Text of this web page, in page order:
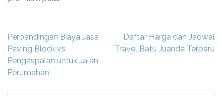
Navigasi
pos
Perbandingan Biaya Jasa
Paving Block vs
Pengaspalan untuk Jalan
Perumahan
Daftar Harga dan Jadwal
Travel Batu Juanda Terbaru